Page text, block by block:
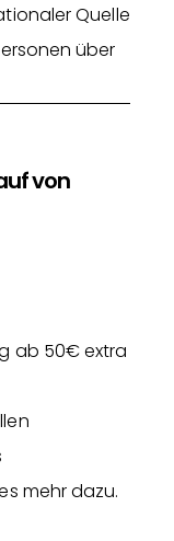
Quelle
über
von
ab 50€ extra
mehr dazu.